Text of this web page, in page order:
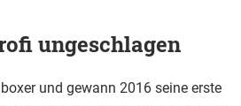
ungeschlagen
und gewann 2016 seine erste